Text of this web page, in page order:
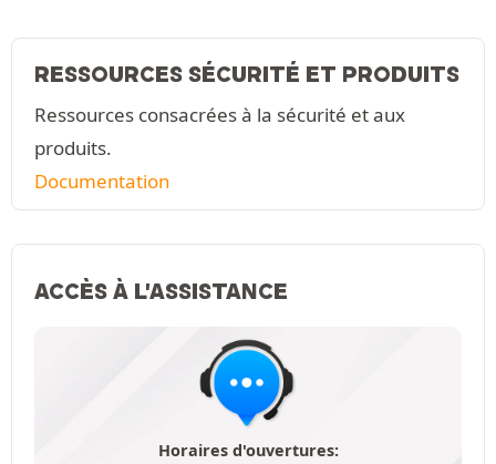
RESSOURCES SÉCURITÉ ET PRODUITS
Ressources consacrées à la sécurité et aux
produits.
Documentation
ACCÈS À L'ASSISTANCE
Horaires d'ouvertures: